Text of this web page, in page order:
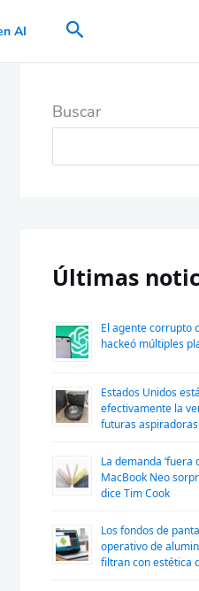
AI Buscar
Buscar
Últimas
El agente corrupto
hackeó múltiples
Estados Unidos
efectivamente la
futuras
La demanda ‘fuera
MacBook Neo
dice Tim Cook
Los fondos de
operativo de
filtran con estética